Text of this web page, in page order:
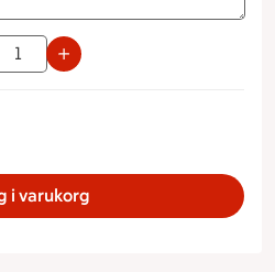
knapparna för att minska
Potatisbakelse med fläskfilé,
i varukorg